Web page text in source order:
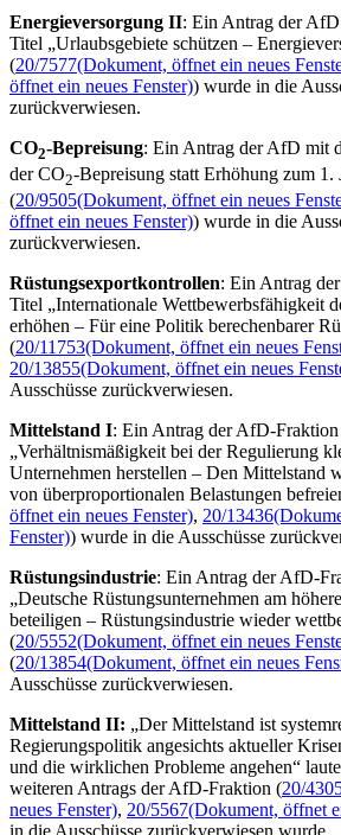
Energieversorgung II: Ein Antrag der
Titel „Urlaubsgebiete schützen –
(20/7577(Dokument, öffnet ein neues
öffnet ein neues Fenster)) wurde in die
zurückverwiesen.
CO2-Bepreisung: Ein Antrag der AfD mit
der CO2-Bepreisung statt Erhöhung zum 1.
(20/9505(Dokument, öffnet ein neues
öffnet ein neues Fenster)) wurde in die
zurückverwiesen.
Rüstungsexportkontrollen: Ein Antrag der
Titel „Internationale Wettbewerbsfähigkeit
erhöhen – Für eine Politik berechenbarer
(20/11753(Dokument, öffnet ein neues
20/13855(Dokument, öffnet ein neues
Ausschüsse zurückverwiesen.
Mittelstand I: Ein Antrag der AfD-
„Verhältnismäßigkeit bei der Regulierung
Unternehmen herstellen – Den Mittelstand
von überproportionalen Belastungen
öffnet ein neues Fenster), 20/13436
Fenster)) wurde in die Ausschüsse
Rüstungsindustrie: Ein Antrag der AfD-
„Deutsche Rüstungsunternehmen am
beteiligen – Rüstungsindustrie wieder
(20/5552(Dokument, öffnet ein neues
(20/13854(Dokument, öffnet ein neues
Ausschüsse zurückverwiesen.
Mittelstand II: „Der Mittelstand ist
Regierungspolitik angesichts aktueller
und die wirklichen Probleme angehen“
weiteren Antrags der AfD-Fraktion (20/
neues Fenster), 20/5567(Dokument, öffnet